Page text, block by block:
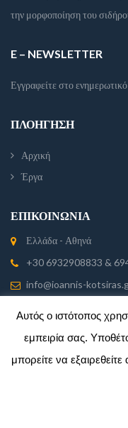
την μορφοποίηση του
E – NEWSLETTER
Εγγραφείτε στο
ΠΛΟΉΓΗΣΗ
Αρχική
Έργα
ΕΠΙΚΟΙΝΩΝΊΑ
Ελλάδα - Αθηνά
+30 6932908833 &
info@ioannis-
Αυτός ο ιστότοπος
εμπειρία σας.
μπορείτε να εξαιρεθείτε